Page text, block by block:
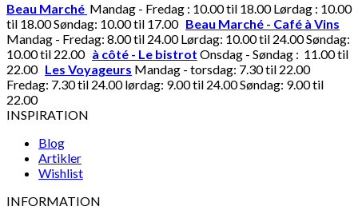
Beau Marché Mandag - Fredag : 10.00 til 18.00 Lørdag : 10.00
til 18.00 Søndag: 10.00 til 17.00 Beau Marché - Café à Vins
Mandag - Fredag: 8.00 til 24.00 Lørdag: 10.00 til 24.00 Søndag:
10.00 til 22.00 à côté - Le bistrot Onsdag - Søndag : 11.00 til
22.00 Les Voyageurs Mandag - torsdag: 7.30 til 22.00
Fredag: 7.30 til 24.00 lørdag: 9.00 til 24.00 Søndag: 9.00 til
22.00
INSPIRATION
Blog
Artikler
Wishlist
INFORMATION